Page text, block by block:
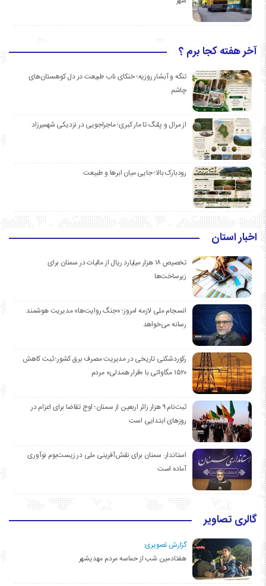
آخر هفته کجا برم ؟
تنگه و آبشار روزیه؛ خنکای ناب طبیعت در دل کوهستان‌های
چاشم
از مرال و پلنگ تا مار کبری؛ ماجراجویی در نزدیکی شهمیرزاد
رودبارک بالا؛ جایی میان ابرها و طبیعت
اخبار استان
تخصیص ۱۸ هزار میلیارد ریال از مالیات در سمنان برای
زیرساخت‌ها
انسجام ملی لازمه امروز؛ «جنگ روایت‌ها» مدیریت هوشمند
رسانه می‌خواهد
رکوردشکنی تاریخی در مدیریت مصرف برق کشور؛ ثبت کاهش
۱۵۲۰ مگاواتی با «قرار همدلی» مردم
ثبت‌نام ۹ هزار زائر اربعین از سمنان؛ اوج تقاضا برای اعزام در
روزهای ابتدایی است
استاندار: سمنان برای نقش‌آفرینی ملی در زیست‌بوم نوآوری
آماده است
گالری تصاویر
گزارش تصویری:
هفتادمین شب از حماسه مردم مهدیشهر